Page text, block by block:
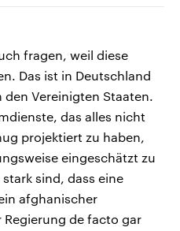
fragen, weil diese
Das ist in Deutschland
den Vereinigten Staaten.
das alles nicht
projektiert zu haben,
eingeschätzt zu
sind, dass eine
afghanischer
de facto gar